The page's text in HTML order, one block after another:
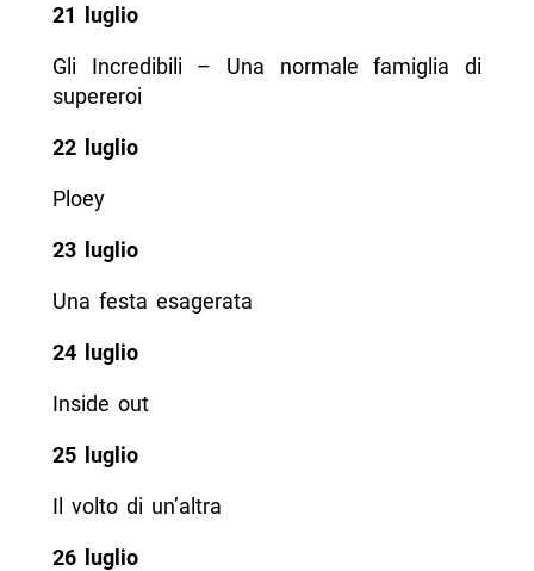
21 luglio
Gli Incredibili – Una normale famiglia di
supereroi
22 luglio
Ploey
23 luglio
Una festa esagerata
24 luglio
Inside out
25 luglio
Il volto di un’altra
26 luglio